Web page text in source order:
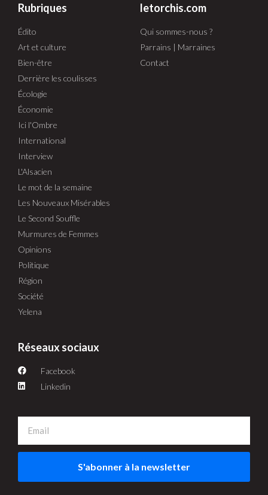
Rubriques
Édito
Art et culture
Bien-être
Derrière les coulisses
Écologie
Économie
Ici l'Ombre
International
Interview
L'Alsacien
Le mot de la semaine
Les Nouveaux Misérables
Le Second Souffle
Murmures de Femmes
Opinions
Politique
Région
Société
Yelena
letorchis.com
Qui sommes-nous ?
Parrains | Marraines
Contact
Réseaux sociaux
Facebook
Linkedin
S'abonner à la newsletter